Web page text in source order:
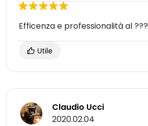
Efficenza e professionalità al ???
Utile
Claudio Ucci
2020.02.04